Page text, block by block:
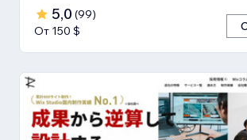
5,0 (99)
От 150 $